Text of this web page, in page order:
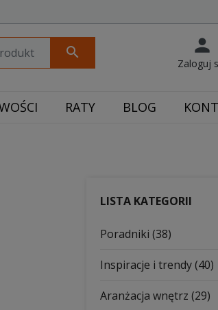
search person
Zaloguj
RATY BLOG
LISTA KATEGORII
Poradniki (38)
Inspiracje i trendy (40)
Aranżacja wnętrz (29)